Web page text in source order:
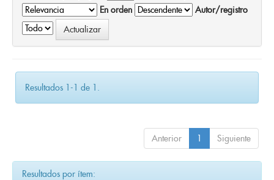
En orden
Autor/registro
Resultados 1-1 de 1.
Anterior 1 Siguiente
Resultados por ítem: